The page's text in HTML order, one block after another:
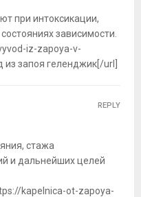
при интоксикации,
зависимости.
iz-zapoya-v-
запоя геленджик[/url]
стажа
и дальнейших целей
kapelnica-ot-zapoya-
REPLY